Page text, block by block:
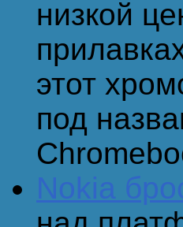
низкой
этот
под
Nokia